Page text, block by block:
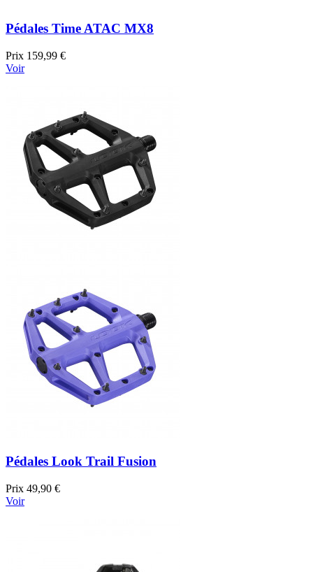
Pédales Time ATAC MX8
Prix 159,99 €
Voir
Pédales Look Trail Fusion
Prix 49,90 €
Voir